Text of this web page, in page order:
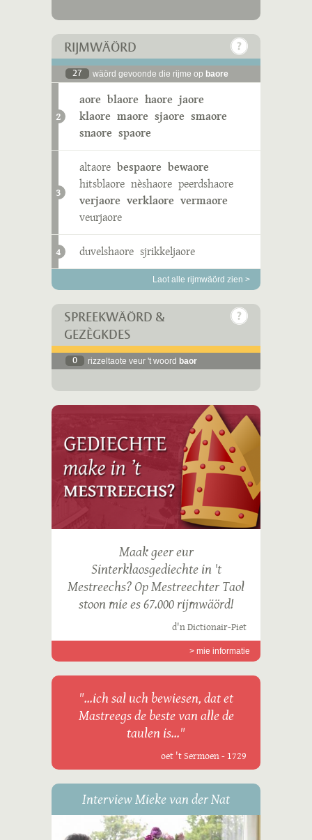
RIJMWÄÖRD
27 wäörd gevoonde die rijme op baore
2
aore blaore haore jaore
klaore maore sjaore smaore
snaore spaore
3
altaore bespaore bewaore
hitsblaore nèshaore peerdshaore
verjaore verklaore vermaore
veurjaore
4 duvelshaore sjrikkeljaore
Laot alle rijmwäörd zien >
SPREEKWÄÖRD &
GEZÈGKDES
0 rizzeltaote veur 't woord baor
Maak geer eur
Sinterklaosgediechte in 't
Mestreechs? Op Mestreechter Taol
stoon mie es 67.000 rijmwäörd!
d'n Dictionair-Piet
> mie informatie
"...ich sal uch bewiesen, dat et
Mastreegs de beste van alle de
taulen is..."
oet 't Sermoen - 1729
Interview Mieke van der Nat